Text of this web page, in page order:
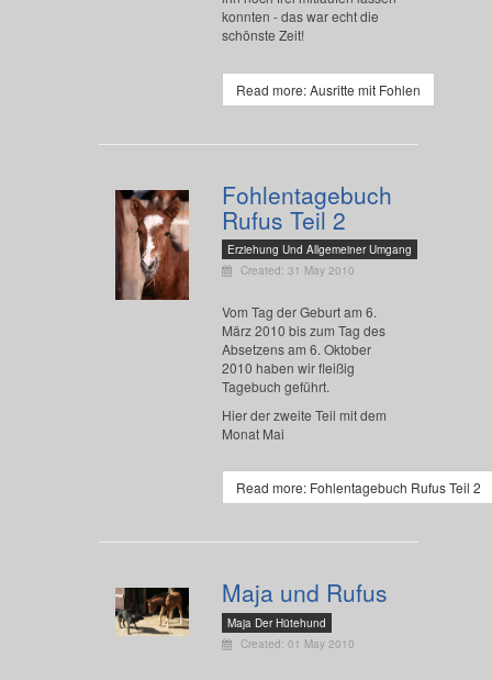
konnten - das war echt die
schönste Zeit!
Read more: Ausritte mit Fohlen
Fohlentagebuch
Rufus Teil 2
Erziehung Und Allgemeiner Umgang
Created: 31 May 2010
Vom Tag der Geburt am 6.
März 2010 bis zum Tag des
Absetzens am 6. Oktober
2010 haben wir fleißig
Tagebuch geführt.
Hier der zweite Teil mit dem
Monat Mai
Read more: Fohlentagebuch Rufus Teil 2
Maja und Rufus
Maja Der Hütehund
Created: 01 May 2010